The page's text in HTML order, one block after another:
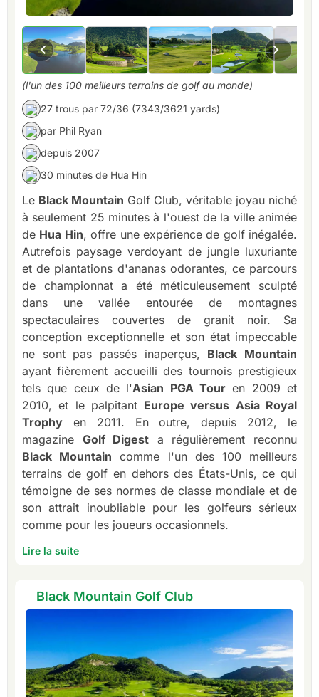
(l'un des 100 meilleurs terrains de golf au monde)
27 trous par 72/36 (7343/3621 yards)
par Phil Ryan
depuis 2007
30 minutes de Hua Hin
Le Black Mountain Golf Club, véritable joyau niché
à seulement 25 minutes à l'ouest de la ville animée
de Hua Hin, offre une expérience de golf inégalée.
Autrefois paysage verdoyant de jungle luxuriante
et de plantations d'ananas odorantes, ce parcours
de championnat a été méticuleusement sculpté
dans une vallée entourée de montagnes
spectaculaires couvertes de granit noir. Sa
conception exceptionnelle et son état impeccable
ne sont pas passés inaperçus, Black Mountain
ayant fièrement accueilli des tournois prestigieux
tels que ceux de l'Asian PGA Tour en 2009 et
2010, et le palpitant Europe versus Asia Royal
Trophy en 2011. En outre, depuis 2012, le
magazine Golf Digest a régulièrement reconnu
Black Mountain comme l'un des 100 meilleurs
terrains de golf en dehors des États-Unis, ce qui
témoigne de ses normes de classe mondiale et de
son attrait inoubliable pour les golfeurs sérieux
comme pour les joueurs occasionnels.
Lire la suite
Black Mountain Golf Club